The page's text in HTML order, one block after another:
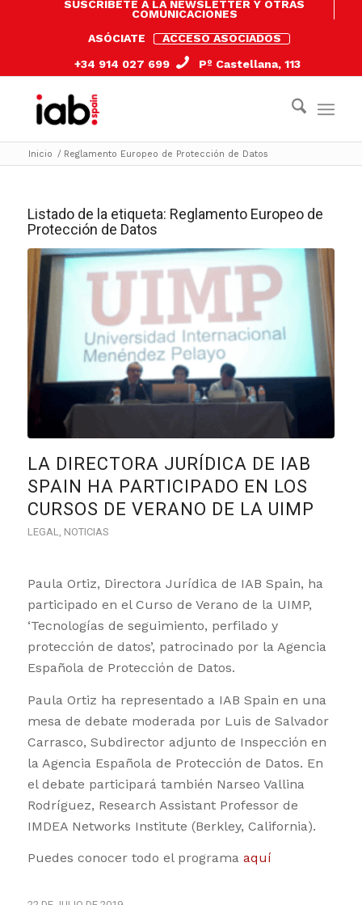
SUSCRÍBETE A LA NEWSLETTER Y OTRAS
COMUNICACIONES
ASÓCIATE
ACCESO ASOCIADOS
+34 914 027 699
Pº Castellana, 113
Inicio / Reglamento Europeo de Protección de Datos
Listado de la etiqueta: Reglamento Europeo de
Protección de Datos
LA DIRECTORA JURÍDICA DE IAB
SPAIN HA PARTICIPADO EN LOS
CURSOS DE VERANO DE LA UIMP
LEGAL NOTICIAS
Paula Ortiz, Directora Jurídica de IAB Spain, ha
participado en el Curso de Verano de la UIMP,
‘Tecnologías de seguimiento, perfilado y
protección de datos’, patrocinado por la Agencia
Española de Protección de Datos.
Paula Ortiz ha representado a IAB Spain en una
mesa de debate moderada por Luis de Salvador
Carrasco, Subdirector adjunto de Inspección en
la Agencia Española de Protección de Datos. En
el debate participará también Narseo Vallina
Rodríguez, Research Assistant Professor de
IMDEA Networks Institute (Berkley, California).
Puedes conocer todo el programa aquí